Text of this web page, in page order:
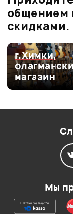
Оценка5
Оценка4
Оценка3
Ваша оценка:
общением
скидками.
г.Химки,
магазин
Мы